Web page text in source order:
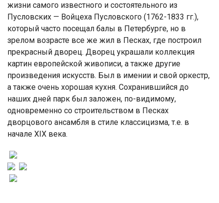
жизни самого известного и состоятельного из
Пусловских — Войцеха Пусловского (1762-1833 гг.),
который часто посещал балы в Петербурге, но в
зрелом возрасте все же жил в Песках, где построил
прекрасный дворец. Дворец украшали коллекция
картин европейской живописи, а также другие
произведения искусств. Был в имении и свой оркестр,
а также очень хорошая кухня. Сохранившийся до
наших дней парк был заложен, по-видимому,
одновременно со строительством в Песках
дворцового ансамбля в стиле классицизма, т.е. в
начале XIX века.